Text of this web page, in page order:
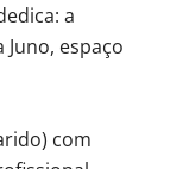
a
espaço
com